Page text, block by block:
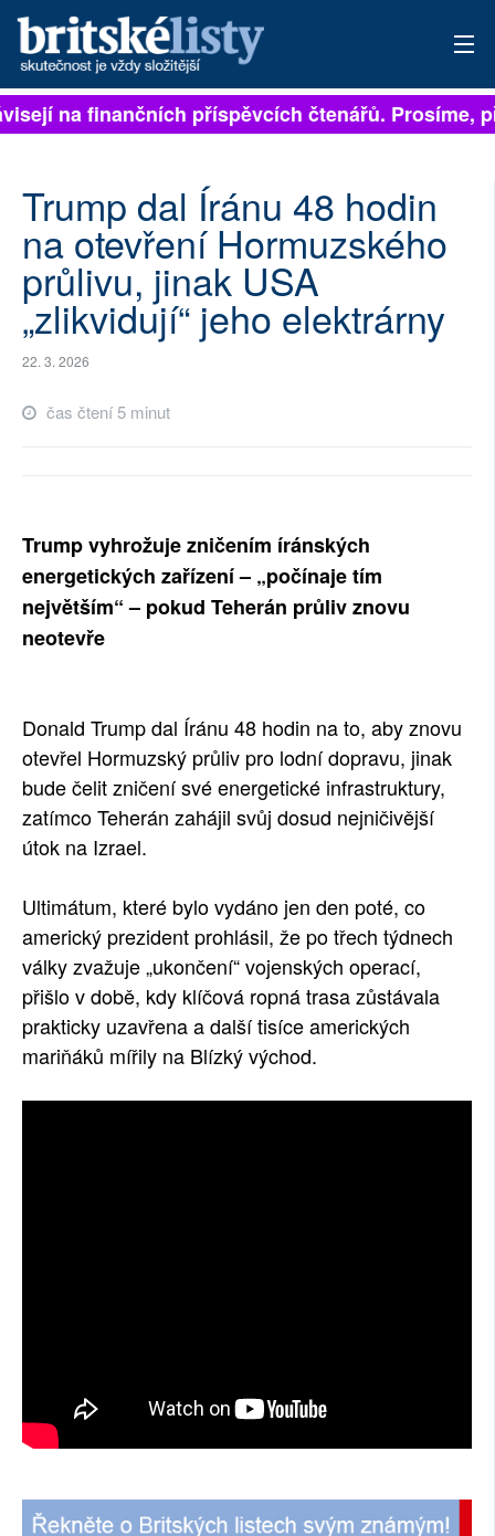
PŘIHLÁSIT
ARCHIV
ROZHOVORY
TÉMATA
NEJČTENĚJŠÍ ZA 7 DNÍ
AUTOŘI
RUBRIKY
PLNÁ VERZE STRÁNEK
na finančních příspěvcích čtenářů. Prosíme,
Trump dal Íránu 48 hodin
na otevření Hormuzského
průlivu, jinak USA
„zlikvidují“ jeho elektrárny
22. 3. 2026
čas čtení 5 minut
Trump vyhrožuje zničením íránských
energetických zařízení – „počínaje tím
největším“ – pokud Teherán průliv znovu
neotevře
Donald Trump dal Íránu 48 hodin na to, aby znovu
otevřel Hormuzský průliv pro lodní dopravu, jinak
bude čelit zničení své energetické infrastruktury,
zatímco Teherán zahájil svůj dosud nejničivější
útok na Izrael.
Ultimátum, které bylo vydáno jen den poté, co
americký prezident prohlásil, že po třech týdnech
války zvažuje „ukončení“ vojenských operací,
přišlo v době, kdy klíčová ropná trasa zůstávala
prakticky uzavřena a další tisíce amerických
mariňáků mířily na Blízký východ.